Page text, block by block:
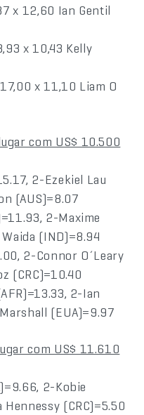
x 12,60 Ian Gentil
x 10,43 Kelly
x 11,10 Liam O
com US$ 10.500
2-Ezekiel Lau
(AUS)=8.07
2-Maxime
(IND)=8.94
2-Connor O´Leary
(CRC)=10.40
2-Ian
(EUA)=9.97
com US$ 11.610
2-Kobie
(CRC)=5.50